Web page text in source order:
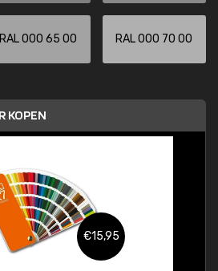
RAL 000 65 00 RAL 000 70 00
KOPEN
€15,95